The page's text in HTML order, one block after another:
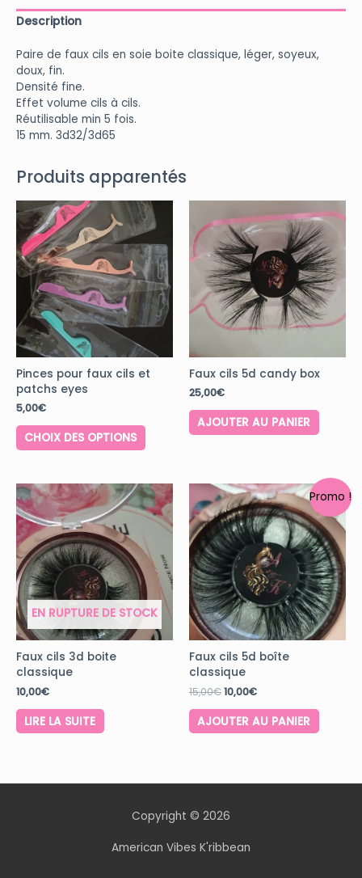
boite
classique
Description
Paire de faux cils en soie boite classique, léger, soyeux,
doux, fin.
Densité fine.
Effet volume cils à cils.
Réutilisable min 5 fois.
15 mm. 3d32/3d65
Produits apparentés
Pinces pour faux cils et
patchs eyes
5,00€
CHOIX DES OPTIONS
Faux cils 5d candy box
25,00€
AJOUTER AU PANIER
EN RUPTURE DE STOCK
Faux cils 3d boite
classique
10,00€
LIRE LA SUITE
Promo !
Faux cils 5d boîte
classique
15,00€10,00€
AJOUTER AU PANIER
Copyright © 2026
American Vibes K'ribbean